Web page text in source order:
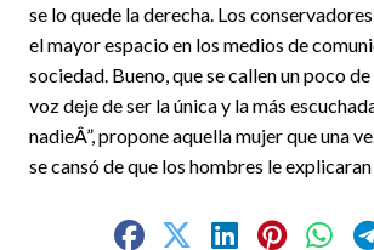
se lo quede la derecha. Los
el mayor espacio en los medios de
sociedad. Bueno, que se callen un poco de
voz deje de ser la única y la más
nadieÂ”, propone aquella mujer que una
se cansó de que los hombres le